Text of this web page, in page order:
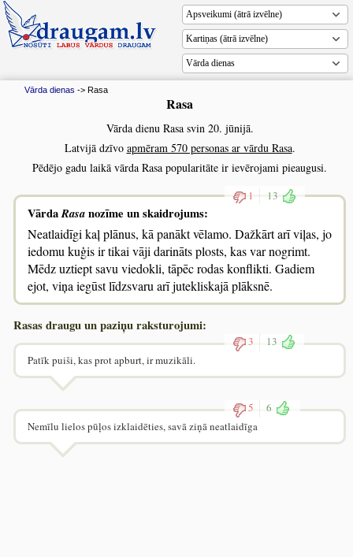
Vārda dienas
Vārda dienas -> Rasa
Rasa
Vārda dienu Rasa svin 20. jūnijā.
Latvijā dzīvo apmēram 570 personas ar vārdu Rasa.
Pēdējo gadu laikā vārda Rasa popularitāte ir ievērojami pieaugusi.
1 13
VārdaRasanozīme un skaidrojums:
Neatlaidīgi kaļ plānus, kā panākt vēlamo. Dažkārt arī viļas, jo
iedomu kuģis ir tikai vāji darināts plosts, kas var nogrimt.
Mēdz uztiept savu viedokli, tāpēc rodas konflikti. Gadiem
ejot, viņa iegūst līdzsvaru arī jutekliskajā plāksnē.
Rasas draugu un paziņu raksturojumi:
3
13
Patīk puiši, kas prot apburt, ir muzikāli.
5
6
Nemīlu lielos pūļos izklaidēties, savā ziņā neatlaidīga